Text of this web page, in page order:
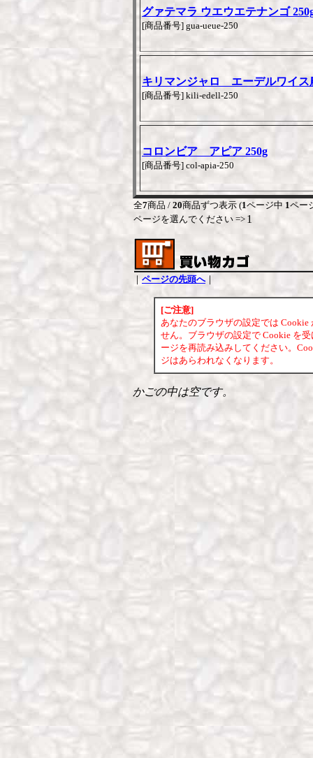
グァテマラ ウエウエテナンゴ
[商品番号] gua-ueue-250
キリマンジャロ エーデルワイス
[商品番号] kili-edell-250
コロンビア アピア 250g
[商品番号] col-apia-250
全7商品 / 20商品ずつ表示 (1ページ中 1ペー
ページを選んでください => 1
｜ ページの先頭へ｜
[ご注意]
あなたのブラウザの設定では
せん。ブラウザの設定で Cookie を
ージを再読み込みしてください。
ジはあらわれなくなります。
かごの中は空です。